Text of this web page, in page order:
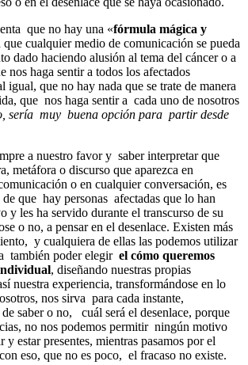
que no hay una «fórmula mágica y
que cualquier medio de comunicación se pueda
dado haciendo alusión al tema del cáncer o a
nos haga sentir a todos los afectados
igual, que no hay nada que se trate de manera
que nos haga sentir a cada uno de nosotros
sería muy buena opción para partir desde
a nuestro favor y saber interpretar que
metáfora o discurso que aparezca en
o en cualquier conversación, es
que hay personas afectadas que lo han
y les ha servido durante el transcurso de su
o no, a pensar en el desenlace. Existen más
y cualquiera de ellas las podemos utilizar
también poder elegir el cómo queremos
, diseñando nuestras propias
nuestra experiencia, transformándose en lo
nos sirva para cada instante,
saber o no, cuál será el desenlace, porque
no nos podemos permitir ningún motivo
y estar presentes, mientras pasamos por el
eso, que no es poco, el fracaso no existe.